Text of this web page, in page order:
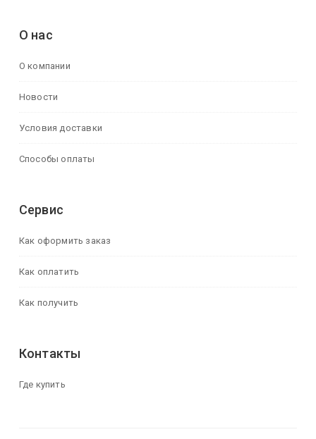
О нас
О компании
Новости
Условия доставки
Способы оплаты
Сервис
Как оформить заказ
Как оплатить
Как получить
Контакты
Где купить